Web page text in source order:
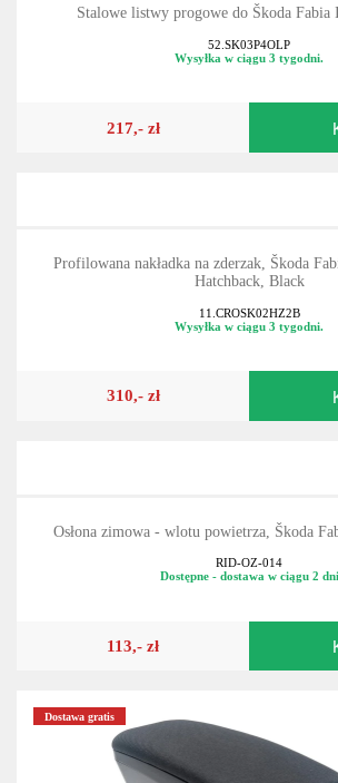
Stalowe listwy progowe do Škoda Fabia
52.SK03P4OLP
Wysyłka w ciągu 3 tygodni.
217,- zł
Profilowana nakładka na zderzak, Škoda
Hatchback, Black
11.CROSK02HZ2B
Wysyłka w ciągu 3 tygodni.
310,- zł
Osłona zimowa - wlotu powietrza, Škoda
RID-OZ-014
Dostępne - dostawa w ciągu 2 dni
113,- zł
Dostawa gratis